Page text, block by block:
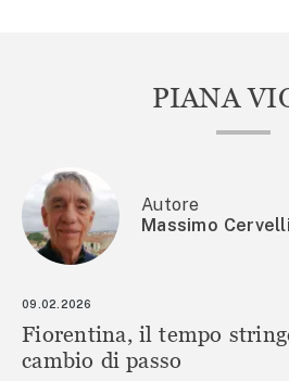
PIANA
Autore
Massimo Cervelli
09.02.2026
Fiorentina, il tempo
cambio di passo